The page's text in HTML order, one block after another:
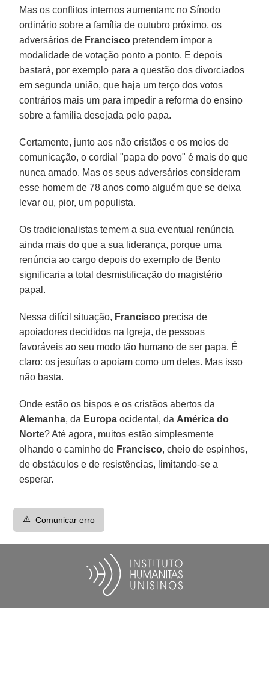
Mas os conflitos internos aumentam: no Sínodo
ordinário sobre a família de outubro próximo, os
adversários de Francisco pretendem impor a
modalidade de votação ponto a ponto. E depois
bastará, por exemplo para a questão dos divorciados
em segunda união, que haja um terço dos votos
contrários mais um para impedir a reforma do ensino
sobre a família desejada pelo papa.
Certamente, junto aos não cristãos e os meios de
comunicação, o cordial "papa do povo" é mais do que
nunca amado. Mas os seus adversários consideram
esse homem de 78 anos como alguém que se deixa
levar ou, pior, um populista.
Os tradicionalistas temem a sua eventual renúncia
ainda mais do que a sua liderança, porque uma
renúncia ao cargo depois do exemplo de Bento
significaria a total desmistificação do magistério
papal.
Nessa difícil situação, Francisco precisa de
apoiadores decididos na Igreja, de pessoas
favoráveis ao seu modo tão humano de ser papa. É
claro: os jesuítas o apoiam como um deles. Mas isso
não basta.
Onde estão os bispos e os cristãos abertos da
Alemanha, da Europa ocidental, da América do
Norte? Até agora, muitos estão simplesmente
olhando o caminho de Francisco, cheio de espinhos,
de obstáculos e de resistências, limitando-se a
esperar.
⚠️ Comunicar erro